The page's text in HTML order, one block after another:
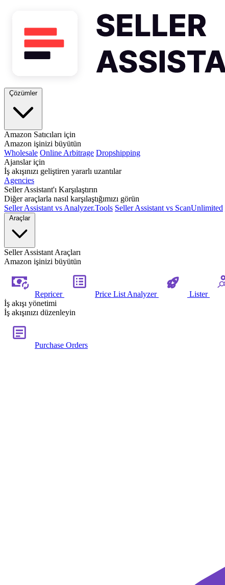
Çözümler
Amazon Satıcıları için
Amazon işinizi büyütün
Wholesale Online Arbitrage Dropshipping
Ajanslar için
İş akışınızı geliştiren yararlı uzantılar
Agencies
Seller Assistant'ı Karşılaştırın
Diğer araçlarla nasıl karşılaştığımızı görün
Seller Assistant vs Analyzer.Tools Seller Assistant vs ScanUnlimited
Araçlar
Seller Assistant Araçları
Amazon işinizi büyütün
Repricer Price List Analyzer Lister
İş akışı yönetimi
İş akışınızı düzenleyin
Purchase Orders